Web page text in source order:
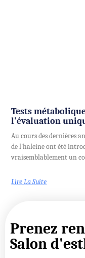
Tests
l'évaluation
Au cours des dernières
de l'haleine ont été
vraisemblablement un
Lire La Suite
Prenez
Salon